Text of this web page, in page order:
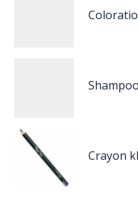
Crayon